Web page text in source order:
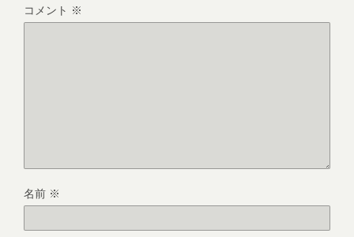
コメント ※
名前 ※